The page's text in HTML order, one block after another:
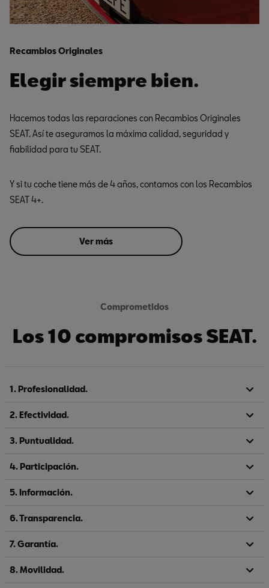
Recambios Originales
Elegir siempre bien.
Hacemos todas las reparaciones con Recambios Originales
SEAT. Así te aseguramos la máxima calidad, seguridad y
fiabilidad para tu SEAT.
Y si tu coche tiene más de 4 años, contamos con los Recambios
SEAT 4+.
Ver más
Comprometidos
Los 10 compromisos SEAT.
1. Profesionalidad.
2. Efectividad.
3. Puntualidad.
4. Participación.
5. Información.
6. Transparencia.
7. Garantía.
8. Movilidad.